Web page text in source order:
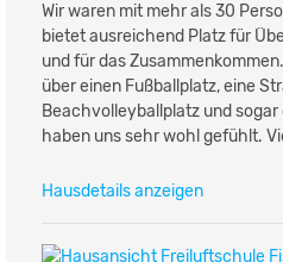
Wir waren mit mehr als 30
bietet ausreichend Platz für
und für das
über einen Fußballplatz, eine
Beachvolleyballplatz und sogar
haben uns sehr wohl gefühlt.
Hausdetails anzeigen